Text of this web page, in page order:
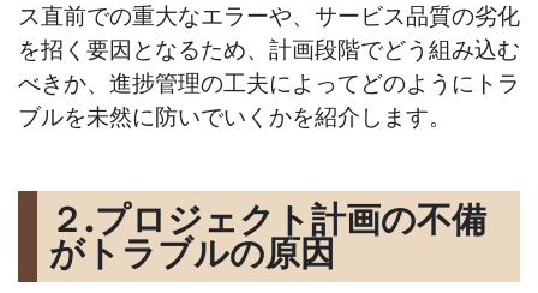
ス直前での重大なエラーや、サービス品質の劣化
を招く要因となるため、計画段階でどう組み込む
べきか、進捗管理の工夫によってどのようにトラ
ブルを未然に防いでいくかを紹介します。
２.プロジェクト計画の不備
がトラブルの原因